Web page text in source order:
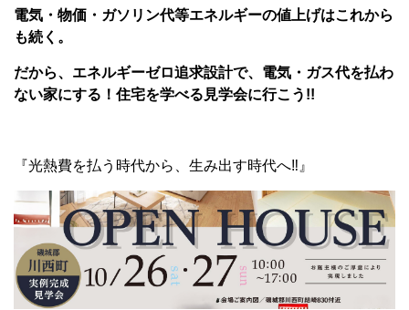
電気・物価・ガソリン代等エネルギーの値上げはこれから
も続く。
だから、エネルギーゼロ追求設計で、電気・ガス代を払わ
ない家にする！住宅を学べる見学会に行こう!!
『光熱費を払う時代から、生み出す時代へ‼️』